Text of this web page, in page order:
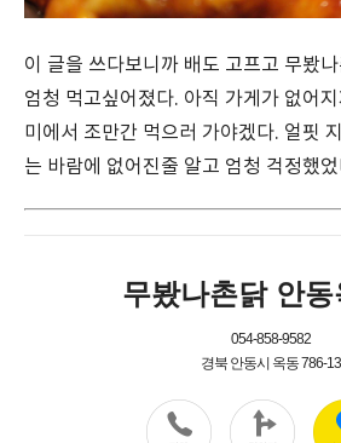
이 글을 쓰다보니까 배도 고프고 무봤
엄청 먹고싶어졌다. 아직 가게가 없어
미에서 조만간 먹으러 가야겠다. 얼핏
는 바람에 없어진줄 알고 엄청 걱정했